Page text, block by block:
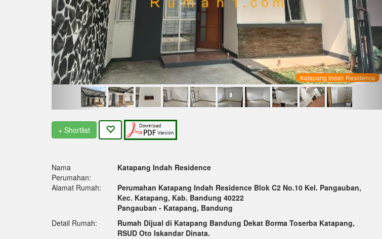
Katapang Indah Residence
+ Shortlist
Nama
Perumahan:
Katapang Indah Residence
Alamat Rumah:
Perumahan Katapang Indah Residence Blok C2 No.10 Kel. Pangauban,
Kec. Katapang, Kab. Bandung 40222
Pangauban - Katapang, Bandung
Detail Rumah:
Rumah Dijual di Katapang Bandung Dekat Borma Toserba Katapang,
RSUD Oto Iskandar Dinata.